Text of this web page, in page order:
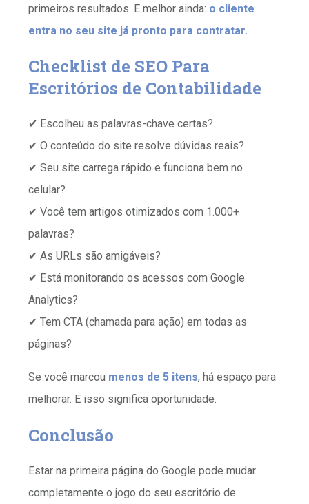
primeiros resultados. E melhor ainda: o cliente
entra no seu site já pronto para contratar.
Checklist de SEO Para
Escritórios de Contabilidade
✔ Escolheu as palavras-chave certas?
✔ O conteúdo do site resolve dúvidas reais?
✔ Seu site carrega rápido e funciona bem no
celular?
✔ Você tem artigos otimizados com 1.000+
palavras?
✔ As URLs são amigáveis?
✔ Está monitorando os acessos com Google
Analytics?
✔ Tem CTA (chamada para ação) em todas as
páginas?
Se você marcou menos de 5 itens, há espaço para
melhorar. E isso significa oportunidade.
Conclusão
Estar na primeira página do Google pode mudar
completamente o jogo do seu escritório de